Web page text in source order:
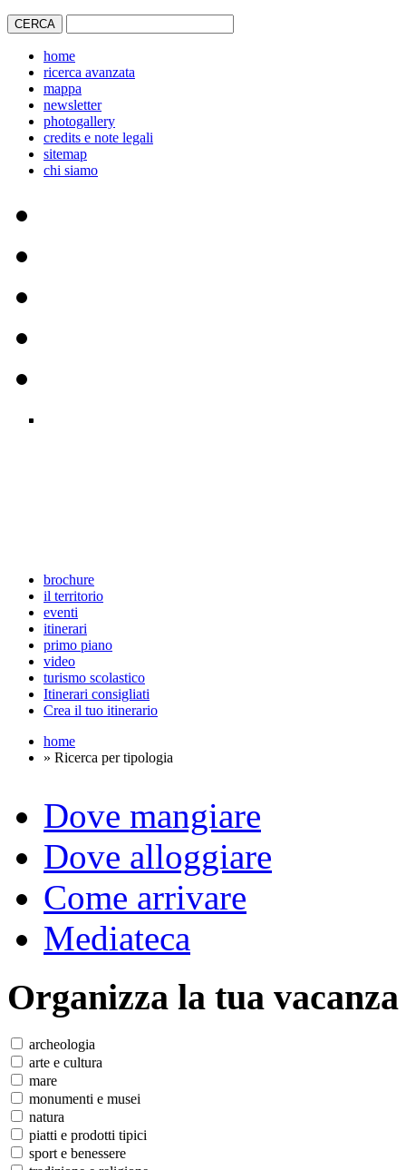
home
ricerca avanzata
mappa
newsletter
photogallery
credits e note legali
sitemap
chi siamo
brochure
il territorio
eventi
itinerari
primo piano
video
turismo scolastico
Itinerari consigliati
Crea il tuo itinerario
home
» Ricerca per tipologia
Dove mangiare
Dove alloggiare
Come arrivare
Mediateca
Organizza la tua vacanza
archeologia
arte e cultura
mare
monumenti e musei
natura
piatti e prodotti tipici
sport e benessere